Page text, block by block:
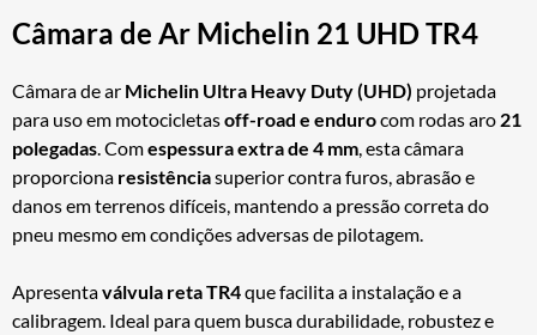
Câmara de Ar Michelin 21 UHD TR4
Câmara de ar Michelin Ultra Heavy Duty (UHD) projetada
para uso em motocicletasoff-road e endurocom rodas aro 21
polegadas . Comespessura extra de 4 mm , esta câmara
proporciona resistênciasuperior contra furos, abrasão e
danos em terrenos difíceis, mantendo a pressão correta do
pneu mesmo em condições adversas de pilotagem.
Apresentaválvula reta TR4que facilita a instalação e a
calibragem. Ideal para quem busca durabilidade, robustez e